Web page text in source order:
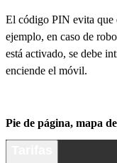
El código PIN evita que
ejemplo, en caso de
está activado, se debe
enciende el móvil.
Pie de página, mapa